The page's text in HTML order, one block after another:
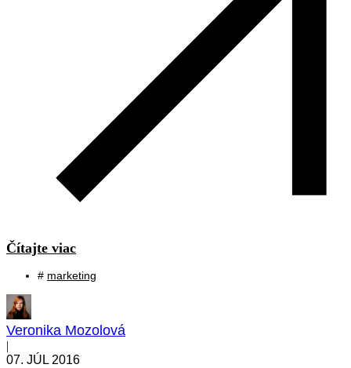
Čítajte viac
# marketing
Veronika Mozolová
|
07. JÚL 2016